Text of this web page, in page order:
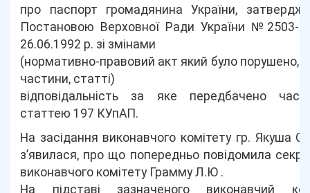
про паспорт громадянина України,
Постановою Верховної Ради України №2503-
26.06.1992 р. зі змінами
(нормативно-правовий акт який було порушено,
частини, статті)
відповідальність за яке передбачено
статтею 197 КУпАП.
На засідання виконавчого комітету гр. Якуша
з’явилася, про що попередньо повідомила
виконавчого комітету Грамму Л.Ю .
На підставі зазначеного виконавчий